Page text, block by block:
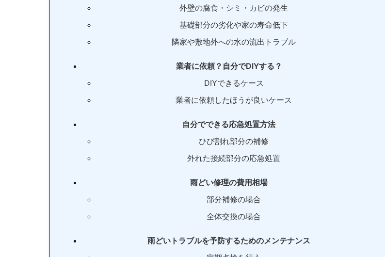
外壁の腐食・シミ・カビの発生
基礎部分の劣化や家の寿命低下
隣家や敷地外への水の流出トラブル
業者に依頼？自分でDIYする？
DIYできるケース
業者に依頼したほうが良いケース
自分でできる応急処置方法
ひび割れ部分の補修
外れた接続部分の応急処置
雨どい修理の費用相場
部分補修の場合
全体交換の場合
雨どいトラブルを予防するためのメンテナンス